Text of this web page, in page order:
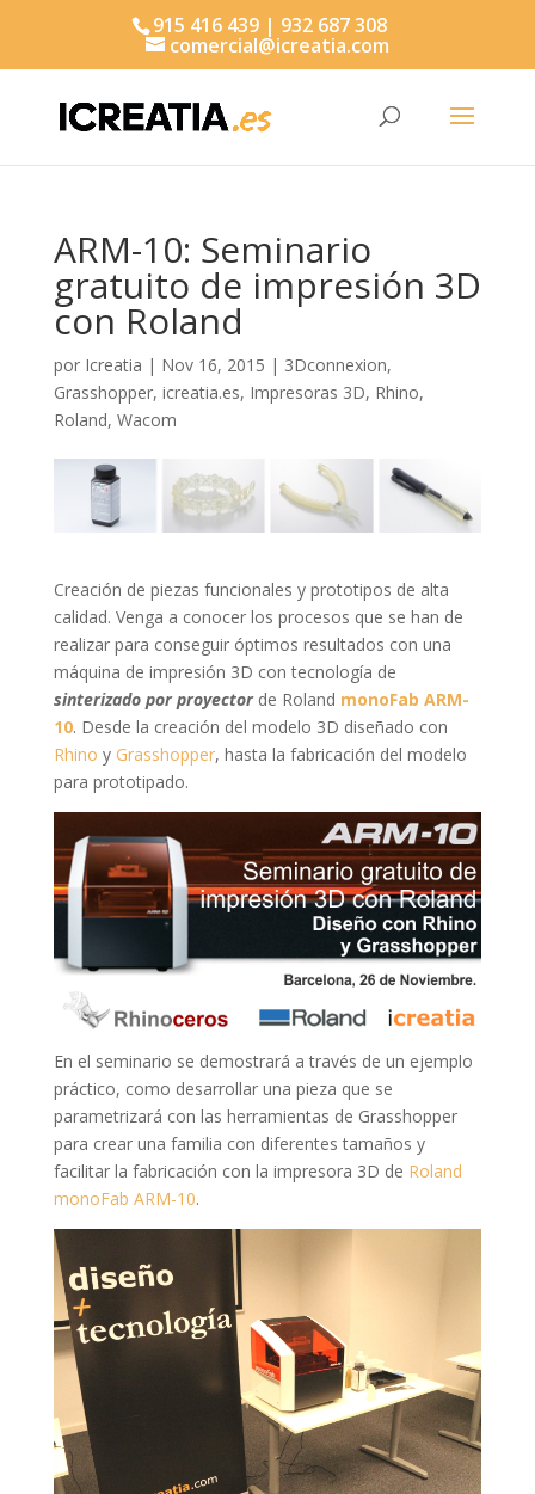
915 416 439 | 932 687 308
comercial@icreatia.com
ARM-10: Seminario
gratuito de impresión 3D
con Roland
por Icreatia | Nov 16, 2015 | 3Dconnexion,
Grasshopper, icreatia.es, Impresoras 3D, Rhino,
Roland, Wacom
Creación de piezas funcionales y prototipos de alta
calidad. Venga a conocer los procesos que se han de
realizar para conseguir óptimos resultados con una
máquina de impresión 3D con tecnología de
sinterizado por proyectorde Roland monoFab ARM-
10. Desde la creación del modelo 3D diseñado con
Rhino y Grasshopper, hasta la fabricación del modelo
para prototipado.
En el seminario se demostrará a través de un ejemplo
práctico, como desarrollar una pieza que se
parametrizará con las herramientas de Grasshopper
para crear una familia con diferentes tamaños y
facilitar la fabricación con la impresora 3D de Roland
monoFab ARM-10.